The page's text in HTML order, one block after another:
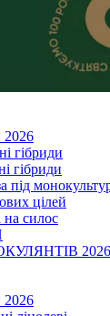
гібриди
гібриди
під
цілей
на силос
2026